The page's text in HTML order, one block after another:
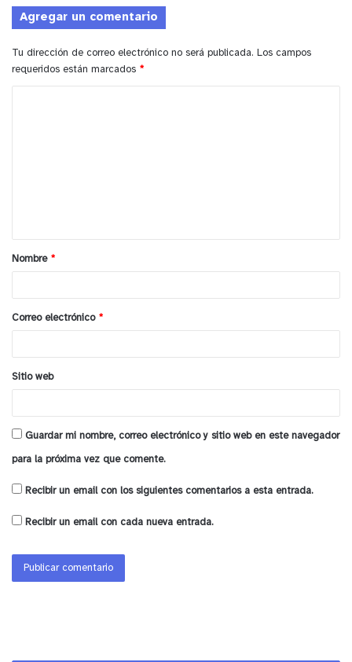
Agregar un comentario
Tu dirección de correo electrónico no será publicada. Los campos
requeridos están marcados *
a
r
*
Nombre *
Correo electrónico *
Sitio web
Guardar mi nombre, correo electrónico y sitio web en este navegador
para la próxima vez que comente.
Recibir un email con los siguientes comentarios a esta entrada.
Recibir un email con cada nueva entrada.